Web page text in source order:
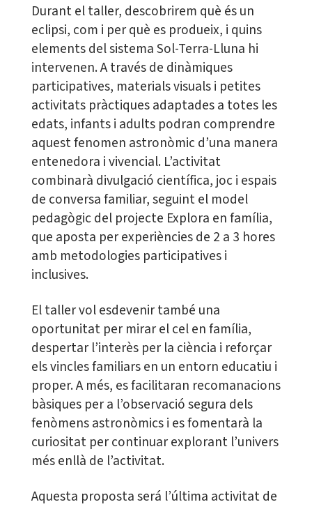
Durant el taller, descobrirem què és un
eclipsi, com i per què es produeix, i quins
elements del sistema Sol-Terra-Lluna hi
intervenen. A través de dinàmiques
participatives, materials visuals i petites
activitats pràctiques adaptades a totes les
edats, infants i adults podran comprendre
aquest fenomen astronòmic d’una manera
entenedora i vivencial. L’activitat
combinarà divulgació científica, joc i espais
de conversa familiar, seguint el model
pedagògic del projecte Explora en família,
que aposta per experiències de 2 a 3 hores
amb metodologies participatives i
inclusives.
El taller vol esdevenir també una
oportunitat per mirar el cel en família,
despertar l’interès per la ciència i reforçar
els vincles familiars en un entorn educatiu i
proper. A més, es facilitaran recomanacions
bàsiques per a l’observació segura dels
fenòmens astronòmics i es fomentarà la
curiositat per continuar explorant l’univers
més enllà de l’activitat.
Aquesta proposta será l’última activitat de